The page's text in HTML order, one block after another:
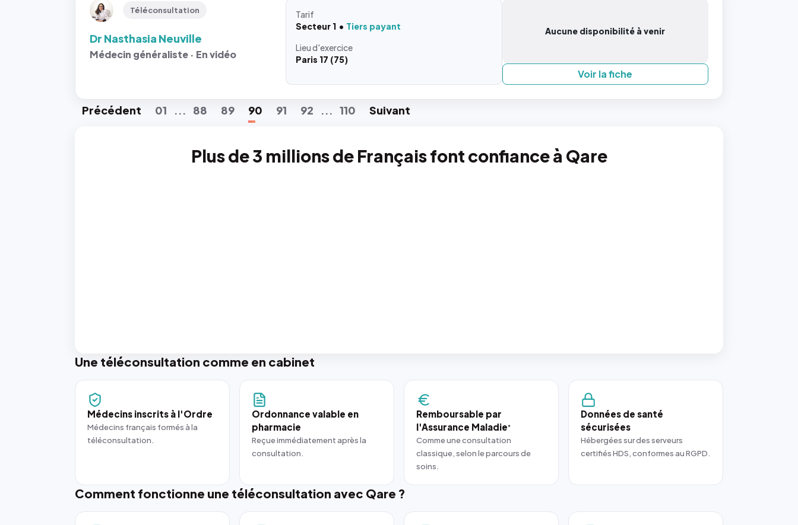
Téléconsultation
Dr Nasthasia Neuville
Médecin généraliste · En vidéo
Tarif
Secteur 1
Tiers payant
Lieud'exercice
Paris 17 (75)
Aucune disponibilité à venir
Voir la fiche
Précédent 01 ... 88 89 90 91 92 ... 110 Suivant
Plus de 3 millions de Français font confiance à Qare
Une téléconsultation comme en cabinet
Médecins inscrits à l'Ordre
Médecins français formés à la
téléconsultation.
Ordonnance valable en
pharmacie
Reçue immédiatement après la
consultation.
Remboursable par
l'Assurance Maladie*
Comme une consultation
classique, selon le parcours de
soins.
Données de santé
sécurisées
Hébergées sur des serveurs
certifiés HDS, conformes au RGPD.
Comment fonctionne une téléconsultation avec Qare ?